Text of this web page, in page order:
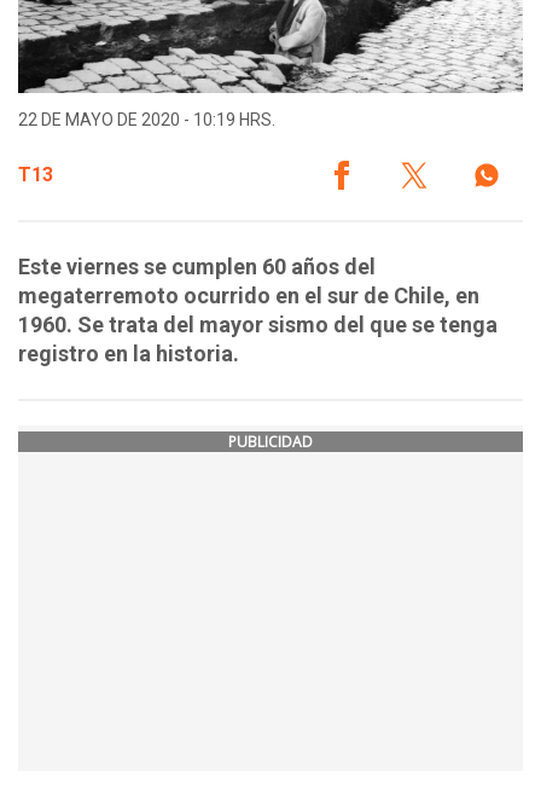
22 DE MAYO DE 2020 - 10:19 HRS.
T13
Este viernes se cumplen 60 años del
megaterremoto ocurrido en el sur de Chile, en
1960. Se trata del mayor sismo del que se tenga
registro en la historia.
PUBLICIDAD